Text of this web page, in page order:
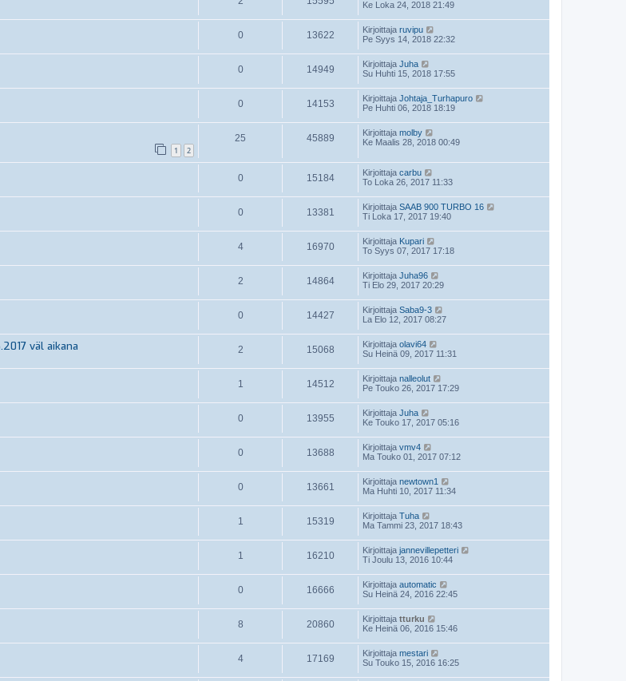
Ke Loka 24, 2018 21:49
0 13622 Kirjoittaja ruvipu
Pe Syys 14, 2018 22:32
0 14949 Kirjoittaja Juha
Su Huhti 15, 2018 17:55
0 14153 Kirjoittaja Johtaja_Turhapuro
Pe Huhti 06, 2018 18:19
1 2
25 45889 Kirjoittaja molby
Ke Maalis 28, 2018 00:49
0 15184 Kirjoittaja carbu
To Loka 26, 2017 11:33
0 13381 Kirjoittaja SAAB 900 TURBO 16
Ti Loka 17, 2017 19:40
4 16970 Kirjoittaja Kupari
To Syys 07, 2017 17:18
2 14864 Kirjoittaja Juha96
Ti Elo 29, 2017 20:29
0 14427 Kirjoittaja Saba9-3
La Elo 12, 2017 08:27
väl aikana 2 15068 Kirjoittaja olavi64
Su Heinä 09, 2017 11:31
1 14512 Kirjoittaja nalleolut
Pe Touko 26, 2017 17:29
0 13955 Kirjoittaja Juha
Ke Touko 17, 2017 05:16
0 13688 Kirjoittaja vmv4
Ma Touko 01, 2017 07:12
0 13661 Kirjoittaja newtown1
Ma Huhti 10, 2017 11:34
1 15319 Kirjoittaja Tuha
Ma Tammi 23, 2017 18:43
1 16210 Kirjoittaja jannevillepetteri
Ti Joulu 13, 2016 10:44
0 16666 Kirjoittaja automatic
Su Heinä 24, 2016 22:45
8 20860 Kirjoittaja tturku
Ke Heinä 06, 2016 15:46
4 17169 Kirjoittaja mestari
Su Touko 15, 2016 16:25